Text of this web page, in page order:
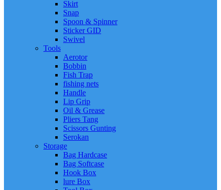
Skirt
Snap
Spoon & Spinner
Sticker GID
Swivel
Tools
Aerotor
Bobbin
Fish Trap
fishing nets
Handle
Lip Grip
Oil & Grease
Pliers Tang
Scissors Gunting
Serokan
Storage
Bag Hardcase
Bag Softcase
Hook Box
lure Box